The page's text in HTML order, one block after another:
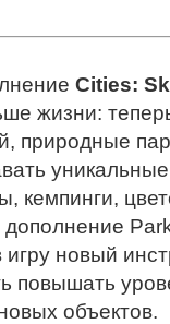
Cities:
жизни:
природные
кемпинги,
игру новый
повышать
объектов.